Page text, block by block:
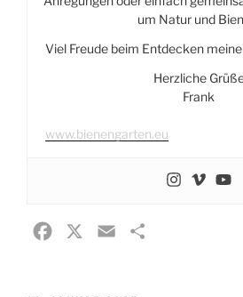
um Natur und
Viel Freude beim Entdecken
Herzliche
Frank
www.bienengarten.eu